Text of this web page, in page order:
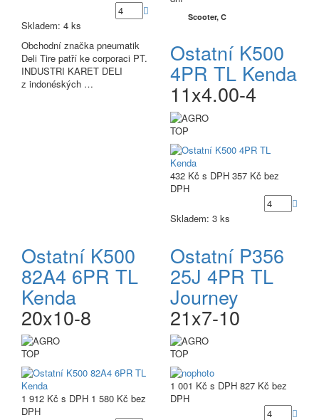
Skladem: 4 ks
Obchodní značka pneumatik
Deli Tire patří ke corporaci PT.
INDUSTRI KARET DELI
z indonéských …
Scooter, C
Ostatní K500
4PR TL Kenda
11x4.00-4
TOP
432 Kč s DPH 357 Kč bez
DPH
Skladem: 3 ks
Ostatní K500
82A4 6PR TL
Kenda
20x10-8
TOP
1 912 Kč s DPH 1 580 Kč bez
DPH
Ostatní P356
25J 4PR TL
Journey
21x7-10
TOP
1 001 Kč s DPH 827 Kč bez
DPH